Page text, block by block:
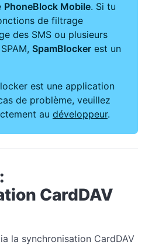
PhoneBlock Mobile. Si tu
de filtrage
des SMS ou plusieurs
SpamBlocker est un
est une application
de problème, veuillez
au développeur.
CardDAV
la synchronisation CardDAV